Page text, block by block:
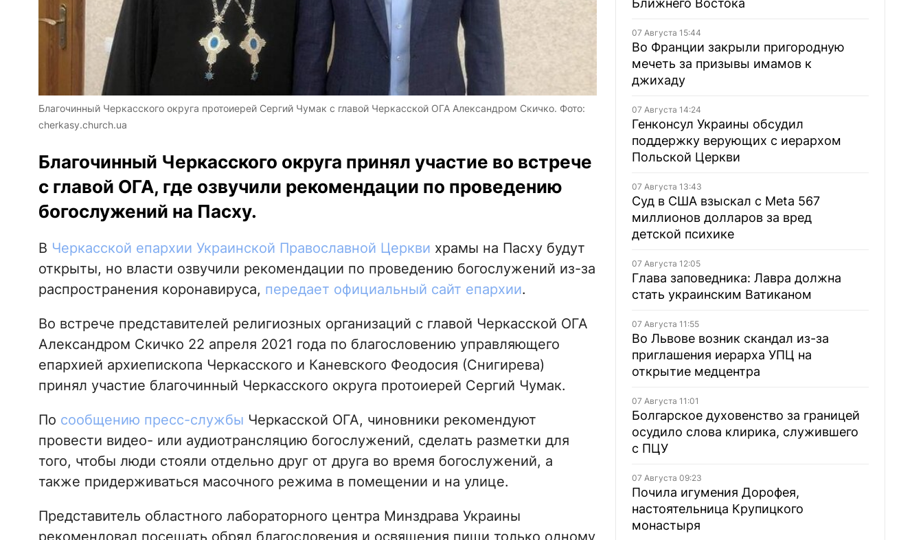
Благочинный Черкасского округа протоиерей Сергий Чумак с главой Черкасской ОГА Александром Скичко. Фото:
cherkasy.church.ua
Благочинный Черкасского округа принял участие во встрече
с главой ОГА, где озвучили рекомендации по проведению
богослужений на Пасху.
В Черкасской епархии Украинской Православной Церкви храмы на Пасху будут
открыты, но власти озвучили рекомендации по проведению богослужений из-за
распространения коронавируса, передает официальный сайт епархии.
Во встрече представителей религиозных организаций с главой Черкасской ОГА
Александром Скичко 22 апреля 2021 года по благословению управляющего
епархией архиепископа Черкасского и Каневского Феодосия (Снигирева)
принял участие благочинный Черкасского округа протоиерей Сергий Чумак.
По сообщению пресс-службы Черкасской ОГА, чиновники рекомендуют
провести видео- или аудиотрансляцию богослужений, сделать разметки для
того, чтобы люди стояли отдельно друг от друга во время богослужений, а
также придерживаться масочного режима в помещении и на улице.
Представитель областного лабораторного центра Минздрава Украины
Ближнего Востока
07 Августа 15:44
Во Франции закрыли пригородную
мечеть за призывы имамов к
джихаду
07 Августа 14:24
Генконсул Украины обсудил
поддержку верующих с иерархом
Польской Церкви
07 Августа 13:43
Суд в США взыскал с Meta 567
миллионов долларов за вред
детской психике
07 Августа 12:05
Глава заповедника: Лавра должна
стать украинским Ватиканом
07 Августа 11:55
Во Львове возник скандал из-за
приглашения иерарха УПЦ на
открытие медцентра
07 Августа 11:01
Болгарское духовенство за границей
осудило слова клирика, служившего
с ПЦУ
07 Августа 09:23
Почила игумения Дорофея,
настоятельница Крупицкого
монастыря